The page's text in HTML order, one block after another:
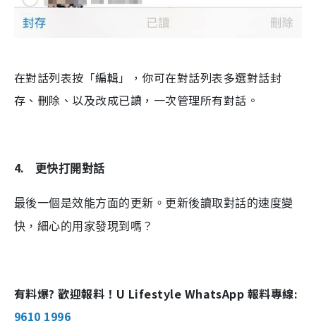
在對話列表按「編輯」，你可在對話列表多選對話封
存、刪除、以及改成已讀，一次管理所有對話。
4. 更快打開對話
最後一個是效能方面的更新。更新後讀取對話的速度變
快，細心的用家發現到嗎？
有料爆? 歡迎報料！U Lifestyle WhatsApp 報料專線:
9610 1996